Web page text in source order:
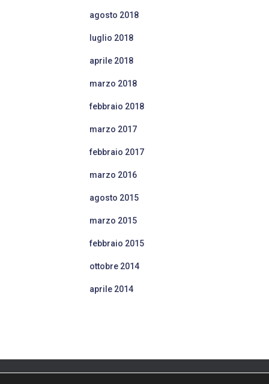
agosto 2018
luglio 2018
aprile 2018
marzo 2018
febbraio 2018
marzo 2017
febbraio 2017
marzo 2016
agosto 2015
marzo 2015
febbraio 2015
ottobre 2014
aprile 2014